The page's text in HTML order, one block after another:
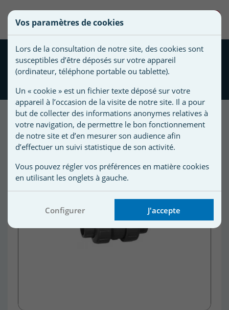
Vanne boisseau sphérique
PVC PN 10 dia 63mm
Créer une nouvelle liste
une
liste
Nom de
d'envies
Vous
devez
être
connecté
pour
ajouter
des
produits
à
votre
liste
Vos paramètres de cookies
Lors de la consultation de notre site, des cookies sont
susceptibles d’être déposés sur votre appareil
(ordinateur, téléphone portable ou tablette).
Un « cookie » est un fichier texte déposé sur votre
appareil à l’occasion de la visite de notre site. Il a pour
but de collecter des informations anonymes relatives à
votre navigation, de permettre le bon fonctionnement
de notre site et d’en mesurer son audience afin
d’effectuer un suivi statistique de son activité.
Vous pouvez régler vos préférences en matière cookies
en utilisant les onglets à gauche.
Configurer J'accepte